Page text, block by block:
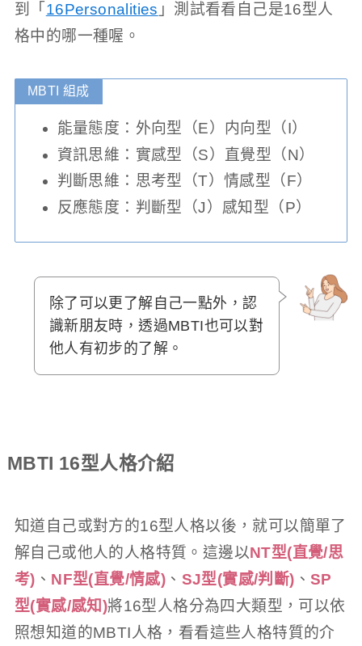
到「 16Personalities 」測試看看自己是16型人
格中的哪一種喔。
MBTI 組成
能量態度：外向型（E）内向型（I）
資訊思維：實感型（S）直覺型（N）
判斷思維：思考型（T）情感型（F）
反應態度：判斷型（J）感知型（P）
除了可以更了解自己一點外，認
識新朋友時，透過MBTI也可以對
他人有初步的了解。
MBTI 16型人格介紹
知道自己或對方的16型人格以後，就可以簡單了
解自己或他人的人格特質。這邊以NT型(直覺/思
考) 、 NF型(直覺/情感) 、 SJ型(實感/判斷) 、SP
型(實感/感知)將16型人格分為四大類型，可以依
照想知道的MBTI人格，看看這些人格特質的介